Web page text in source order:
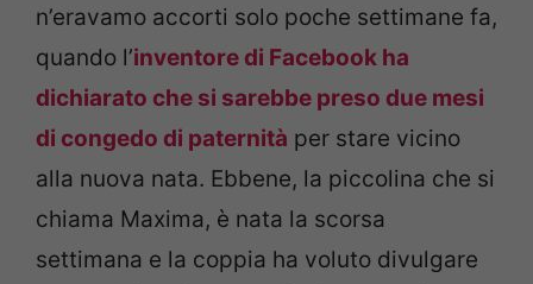
n’eravamo accorti solo poche settimane fa,
quando l’inventore di Facebook ha
dichiarato che si sarebbe preso due mesi
di congedo di paternità per stare vicino
alla nuova nata. Ebbene, la piccolina che si
chiama Maxima, è nata la scorsa
settimana e la coppia ha voluto divulgare